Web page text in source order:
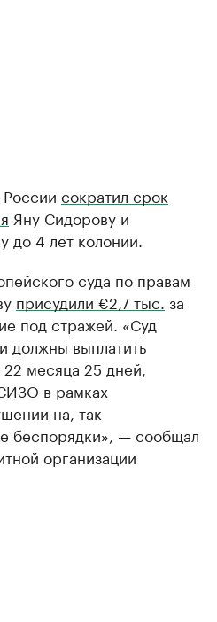
сократил срок
Яну Сидорову и
до 4 лет колонии.
суда по правам
присудили €2,7 тыс. за
под стражей. «Суд
должны выплатить
месяца 25 дней,
в рамках
на, так
беспорядки», — сообщал
организации